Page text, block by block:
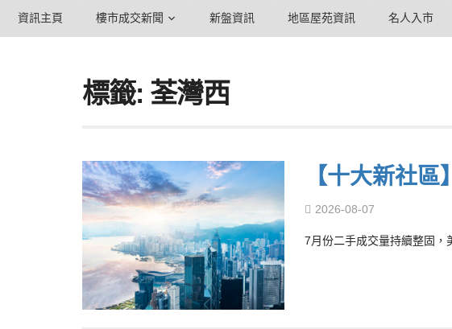
資訊主頁 樓市成交新聞 新盤資訊 地區屋苑資訊 名人入市
標籤: 荃灣西
【十大新社
2026-08-07
7月份二手成交量持續整固